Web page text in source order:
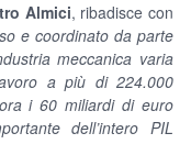
Almici, ribadisce con
e coordinato da parte
meccanica varia
a più di 224.000
i 60 miliardi di euro
dell’intero PIL